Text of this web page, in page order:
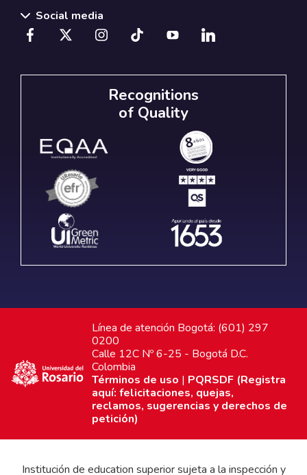
Social media
Recognitions
of Quality
Línea de atención Bogotá: (601) 297
0200
Calle 12C Nº 6-25 - Bogotá D.C.
Colombia
Términos de uso | PQRSDF (Registra
aquí: felicitaciones, quejas,
reclamos, sugerencias y derechos de
petición)
Institución de education superior sujeta a la inspección y